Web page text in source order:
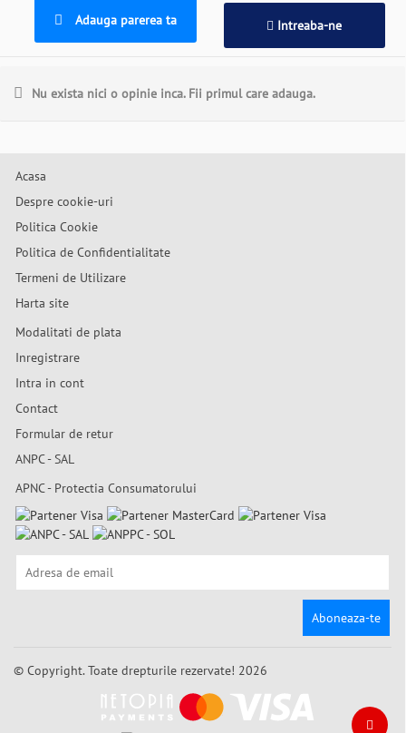
Adauga parerea ta Intreaba-ne
Nu exista nici o opinie inca. Fii primul care adauga.
Acasa
Despre cookie-uri
Politica Cookie
Politica de Confidentialitate
Termeni de Utilizare
Harta site
Modalitati de plata
Inregistrare
Intra in cont
Contact
Formular de retur
ANPC - SAL
APNC - Protectia Consumatorului
Aboneaza-te
© Copyright. Toate drepturile rezervate! 2026